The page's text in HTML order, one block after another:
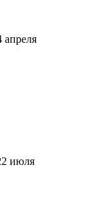
апреля
июля